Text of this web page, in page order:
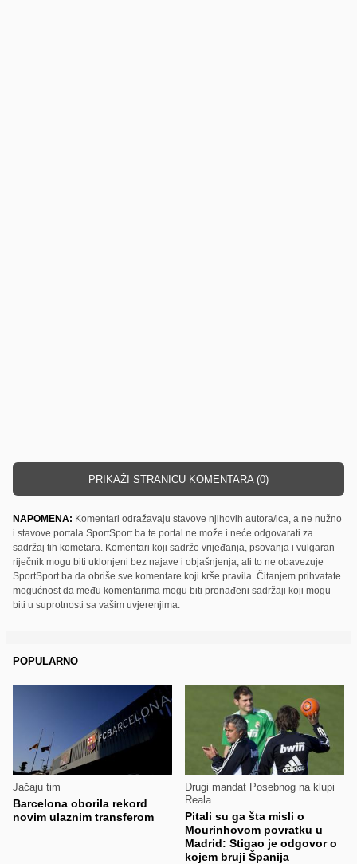
PRIKAŽI STRANICU KOMENTARA (0)
NAPOMENA: Komentari odražavaju stavove njihovih autora/ica, a ne nužno
i stavove portala SportSport.ba te portal ne može i neće odgovarati za
sadržaj tih kometara. Komentari koji sadrže vrijeđanja, psovanja i vulgaran
riječnik mogu biti uklonjeni bez najave i objašnjenja, ali to ne obavezuje
SportSport.ba da obriše sve komentare koji krše pravila. Čitanjem prihvatate
mogućnost da među komentarima mogu biti pronađeni sadržaji koji mogu
biti u suprotnosti sa vašim uvjerenjima.
POPULARNO
Jačaju tim
Barcelona oborila rekord
novim ulaznim transferom
Drugi mandat Posebnog na klupi
Reala
Pitali su ga šta misli o
Mourinhovom povratku u
Madrid: Stigao je odgovor o
kojem bruji Španija